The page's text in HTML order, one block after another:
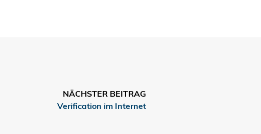
NÄCHSTER BEITRAG
Verification im Internet